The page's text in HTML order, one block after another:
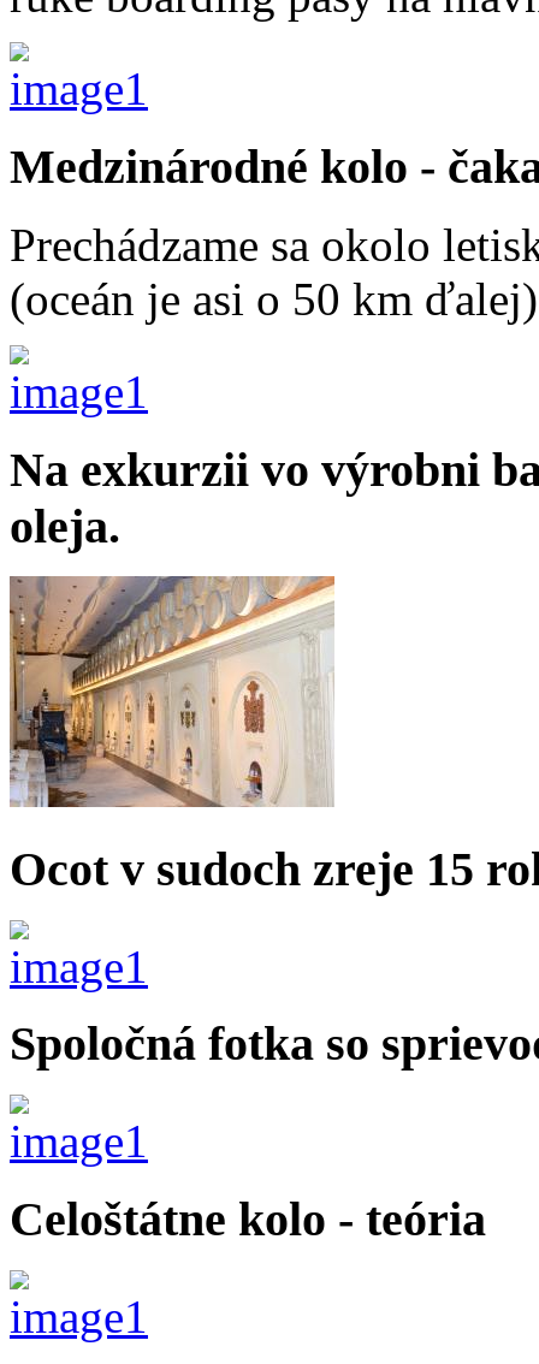
Medzinárodné kolo -
Prechádzame sa okolo
(oceán je asi o 50 km ďalej)
Na exkurzii vo výrobni
oleja.
Ocot v sudoch zreje 15
Spoločná fotka so
Celoštátne kolo - teória